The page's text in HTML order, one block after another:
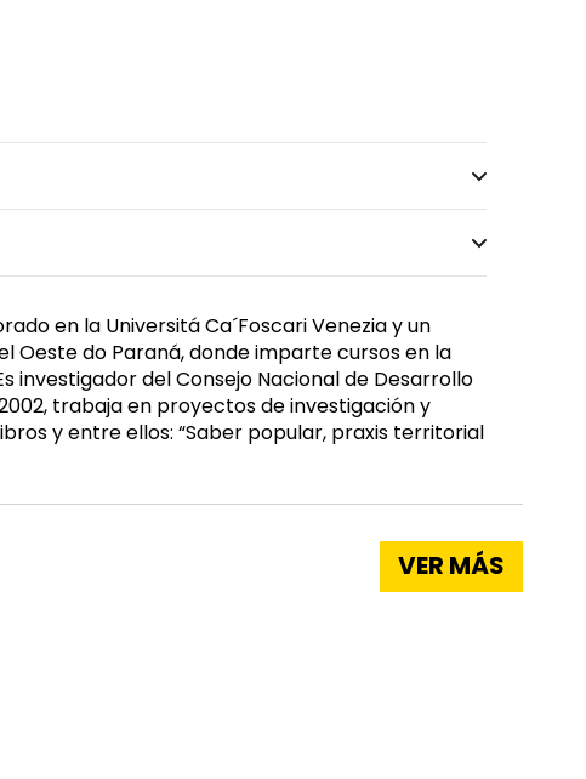
en la Universitá Ca´Foscari Venezia y un
Oeste do Paraná, donde imparte cursos en la
investigador del Consejo Nacional de Desarrollo
trabaja en proyectos de investigación y
y entre ellos: “Saber popular, praxis territorial
VER MÁS